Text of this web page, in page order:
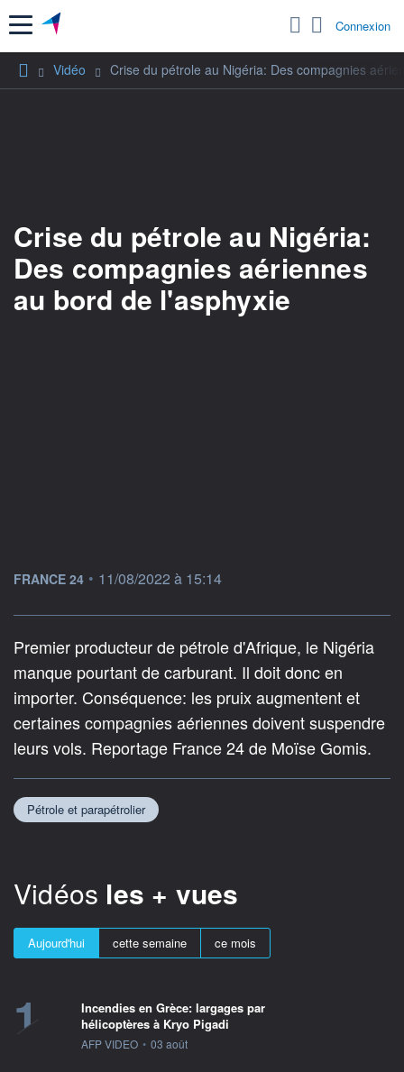
Menu Connexion
Vidéo Crise du pétrole au Nigéria: Des compagnies
Crise du pétrole au Nigéria:
Des compagnies aériennes
au bord de l'asphyxie
information fournie par
FRANCE 24 • 11/08/2022 à 15:14
Premier producteur de pétrole d'Afrique, le Nigéria
manque pourtant de carburant. Il doit donc en
importer. Conséquence: les pruix augmentent et
certaines compagnies aériennes doivent suspendre
leurs vols. Reportage France 24 de Moïse Gomis.
Pétrole et parapétrolier
Vidéos les + vues
Aujourd'hui cette semaine ce mois
1
Incendies en Grèce: largages par
hélicoptères à Kryo Pigadi
information fournie par
AFP VIDEO • 03 août